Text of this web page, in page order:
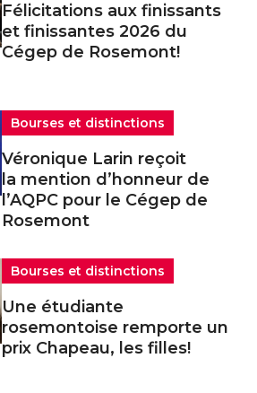
Félicitations aux finissants
et finissantes 2026 du
Cégep de Rosemont!
Bourses et distinctions
Véronique Larin reçoit
la mention d’honneur de
l’AQPC pour le Cégep de
Rosemont
Bourses et distinctions
Une étudiante
rosemontoise remporte un
prix Chapeau, les filles!